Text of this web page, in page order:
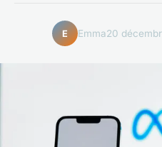
E Emma20